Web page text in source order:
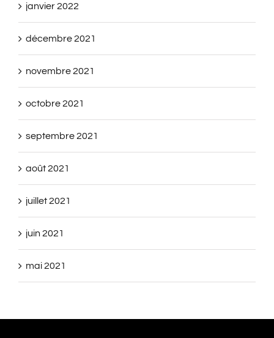
janvier 2022
décembre 2021
novembre 2021
octobre 2021
septembre 2021
août 2021
juillet 2021
juin 2021
mai 2021